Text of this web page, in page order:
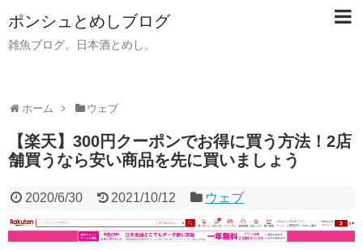
ポンシュとめしブログ
雑魚ブログ。日本酒とめし。
ホーム ウェブ
【楽天】300円クーポンでお得に買う方法！2店
舗買うなら安い商品を先に買いましょう
2020/6/30 2021/10/12 ウェブ